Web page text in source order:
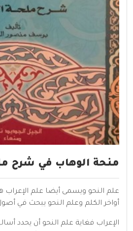
منحة الوهاب في شرح
علم النحو ويسمى أيضا علم الإعراب
أواخر الكلم وعلم النحو يبحث في
الإعراب فغاية علم النحو أن يحدد